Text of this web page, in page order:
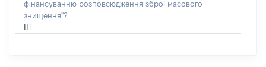
фінансуванню розповсюдження зброї масового
знищення"?
Ні